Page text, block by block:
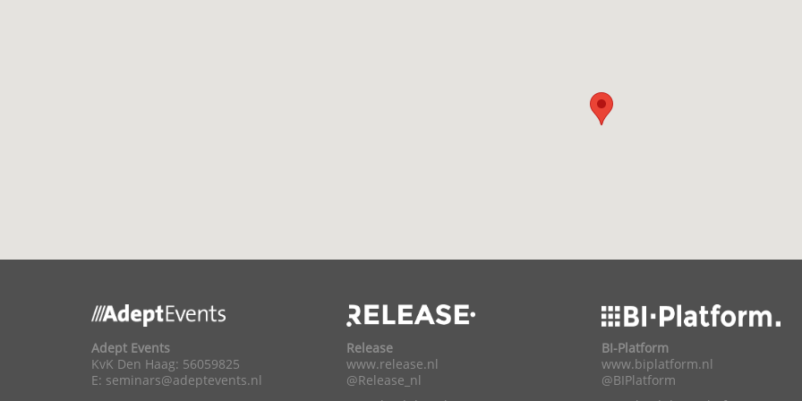
Adept Events
KvK Den Haag: 56059825
E: seminars@adeptevents.nl
Release
www.release.nl
@Release_nl
BI-Platform
www.biplatform.nl
@BIPlatform